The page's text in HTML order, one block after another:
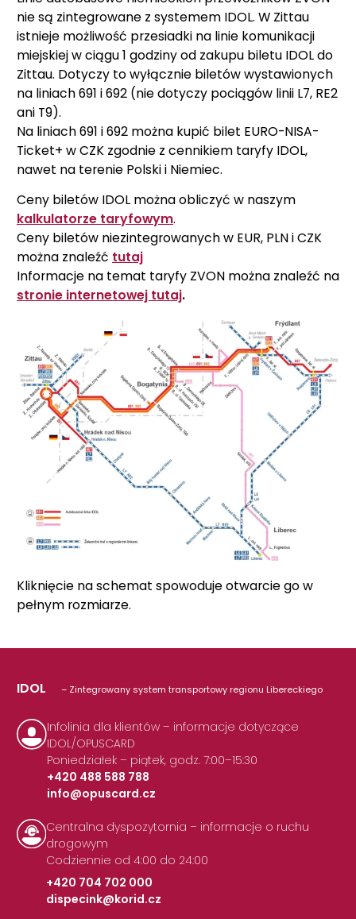
nie są zintegrowane z systemem IDOL. W Zittau
istnieje możliwość przesiadki na linie komunikacji
miejskiej w ciągu 1 godziny od zakupu biletu IDOL do
Zittau. Dotyczy to wyłącznie biletów wystawionych
na liniach 691 i 692 (nie dotyczy pociągów linii L7, RE2
ani T9).
Na liniach 691 i 692 można kupić bilet EURO-NISA-
Ticket+ w CZK zgodnie z cennikiem taryfy IDOL,
nawet na terenie Polski i Niemiec.
Ceny biletów IDOL można obliczyć w naszym
kalkulatorze taryfowym.
Ceny biletów niezintegrowanych w EUR, PLN i CZK
można znaleźć tutaj
Informacje na temat taryfy ZVON można znaleźć na
stronie internetowej tutaj.
Kliknięcie na schemat spowoduje otwarcie go w
pełnym rozmiarze.
IDOL – Zintegrowany system transportowy regionu Libereckiego
Infolinia dla klientów – informacje dotyczące
IDOL/OPUSCARD
Poniedziałek – piątek, godz. 7:00–15:30
+420 488 588 788
|
info@opuscard.cz
Centralna dyspozytornia – informacje o ruchu
drogowym
Codziennie od 4:00 do 24:00
+420 704 702 000
|
dispecink@korid.cz